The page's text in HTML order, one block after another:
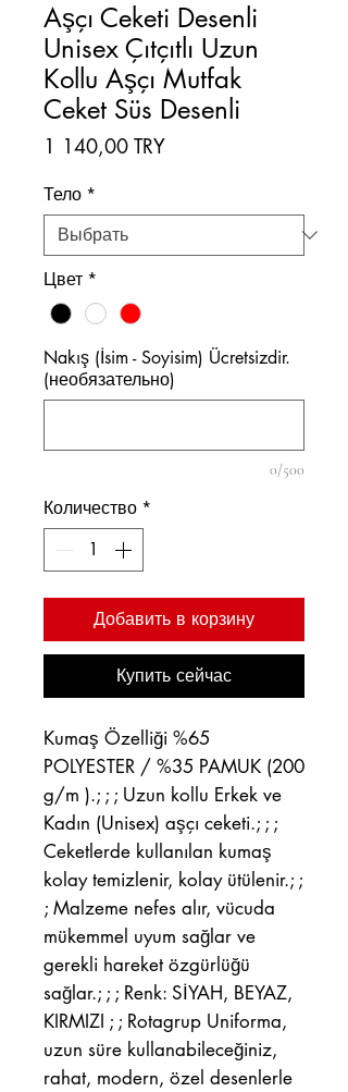
Aşçı Ceketi Desenli
Unisex Çıtçıtlı Uzun
Kollu Aşçı Mutfak
Ceket Süs Desenli
1 140,00 TRYЦена
Тело *
Цвет *
Nakış (İsim - Soyisim) Ücretsizdir.
(необязательно)
0/500
Количество *
Добавить в корзину
Купить сейчас
Kumaş Özelliği %65
POLYESTER / %35 PAMUK (200
g/m ).; ; ; Uzun kollu Erkek ve
Kadın (Unisex) aşçı ceketi.; ; ;
Ceketlerde kullanılan kumaş
kolay temizlenir, kolay ütülenir.; ;
; Malzeme nefes alır, vücuda
mükemmel uyum sağlar ve
gerekli hareket özgürlüğü
sağlar.; ; ; Renk: SİYAH, BEYAZ,
KIRMIZI ; ; Rotagrup Uniforma,
uzun süre kullanabileceğiniz,
rahat, modern, özel desenlerle